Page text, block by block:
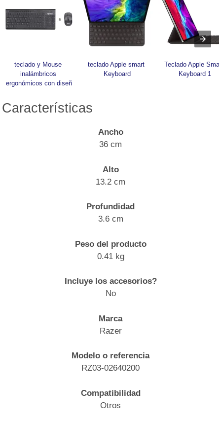
teclado y Mouse
inalámbricos
ergonómicos con diseñ
teclado Apple smart
Keyboard
Teclado Apple
Keyboard 1
Características
Ancho
36 cm
Alto
13.2 cm
Profundidad
3.6 cm
Peso del producto
0.41 kg
Incluye los accesorios?
No
Marca
Razer
Modelo o referencia
RZ03-02640200
Compatibilidad
Otros